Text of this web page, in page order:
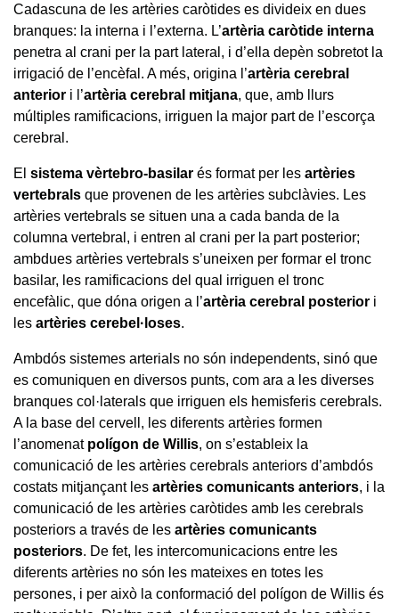
Cadascuna de les artèries caròtides es divideix en dues
branques: la interna i l’externa. L’artèria caròtide interna
penetra al crani per la part lateral, i d’ella depèn sobretot la
irrigació de l’encèfal. A més, origina l’artèria cerebral
anterior i l’artèria cerebral mitjana, que, amb llurs
múltiples ramificacions, irriguen la major part de l’escorça
cerebral.
El sistema vèrtebro-basilar és format per les artèries
vertebrals que provenen de les artèries subclàvies. Les
artèries vertebrals se situen una a cada banda de la
columna vertebral, i entren al crani per la part posterior;
ambdues artèries vertebrals s’uneixen per formar el tronc
basilar, les ramificacions del qual irriguen el tronc
encefàlic, que dóna origen a l’artèria cerebral posterior i
les artèries cerebel·loses.
Ambdós sistemes arterials no són independents, sinó que
es comuniquen en diversos punts, com ara a les diverses
branques col·laterals que irriguen els hemisferis cerebrals.
A la base del cervell, les diferents artèries formen
l’anomenat polígon de Willis, on s’estableix la
comunicació de les artèries cerebrals anteriors d’ambdós
costats mitjançant les artèries comunicants anteriors, i la
comunicació de les artèries caròtides amb les cerebrals
posteriors a través de les artèries comunicants
posteriors. De fet, les intercomunicacions entre les
diferents artèries no són les mateixes en totes les
persones, i per això la conformació del polígon de Willis és